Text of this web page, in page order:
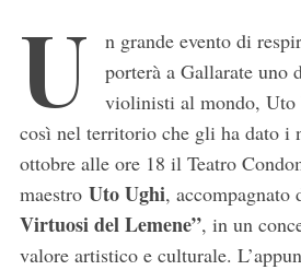
U
n grande evento di
porterà a Gallarate uno
violinisti al mondo,
così nel territorio che gli ha dato i
ottobre alle ore 18 il Teatro
maestro Uto Ughi, accompagnato
Virtuosi del Lemene”, in un
valore artistico e culturale.